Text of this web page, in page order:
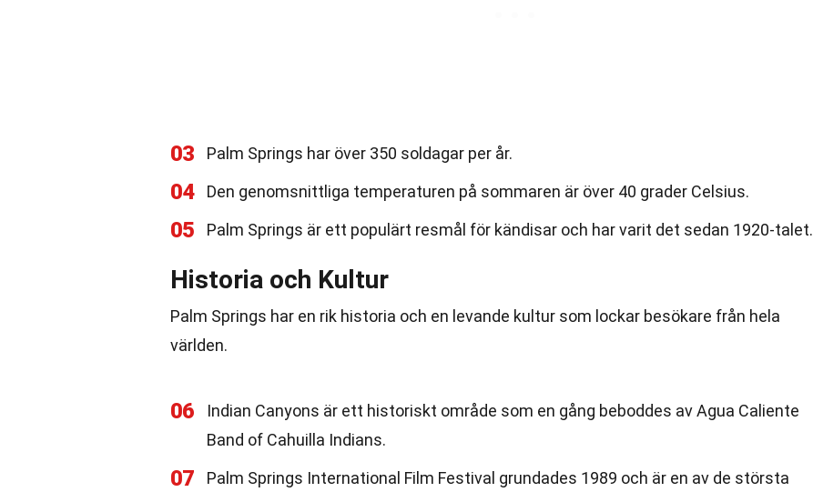
03 Palm Springs har över 350 soldagar per år.
04 Den genomsnittliga temperaturen på sommaren är över 40 grader Celsius.
05 Palm Springs är ett populärt resmål för kändisar och har varit det sedan 1920-talet.
Historia och Kultur
Palm Springs har en rik historia och en levande kultur som lockar besökare från hela
världen.
06
Indian Canyons är ett historiskt område som en gång beboddes av Agua Caliente
Band of Cahuilla Indians.
07
Palm Springs International Film Festival grundades 1989 och är en av de största